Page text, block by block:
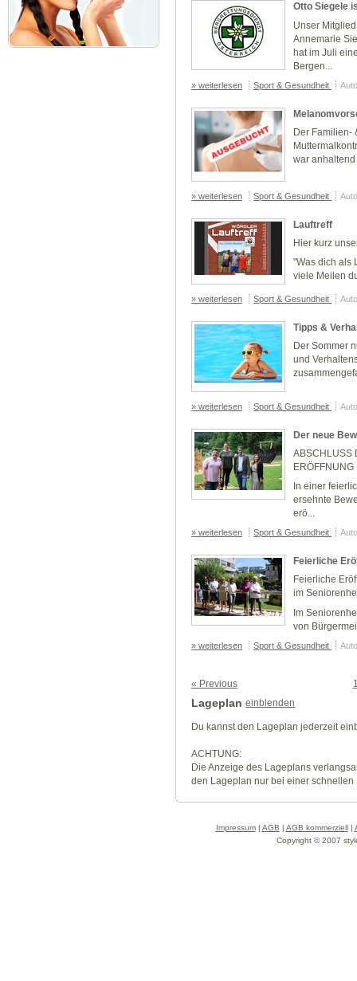
Otto Siegele
Unser
Annemarie
hat im Juli
Bergen...
» weiterlesen Sport & Gesundheit
Der Familien-
war
» weiterlesen Sport & Gesundheit
Lauftreff
Hier kurz
"Was dich als
viele Meilen
» weiterlesen Sport & Gesundheit
Tipps &
Der Sommer
und
» weiterlesen Sport & Gesundheit
Der neue
ABSCHLUSS
ERÖFFNUNG
In einer
ersehnte
erö...
» weiterlesen Sport & Gesundheit
Feierliche
Feierliche
im
Im
von
» weiterlesen Sport & Gesundheit
« Previous
Lageplan einblenden
Du kannst den Lageplan jederzeit
ACHTUNG:
Die Anzeige des Lageplans
den Lageplan nur bei einer
Impressum| AGB | AGB kommerziell|
Copyright © 2007